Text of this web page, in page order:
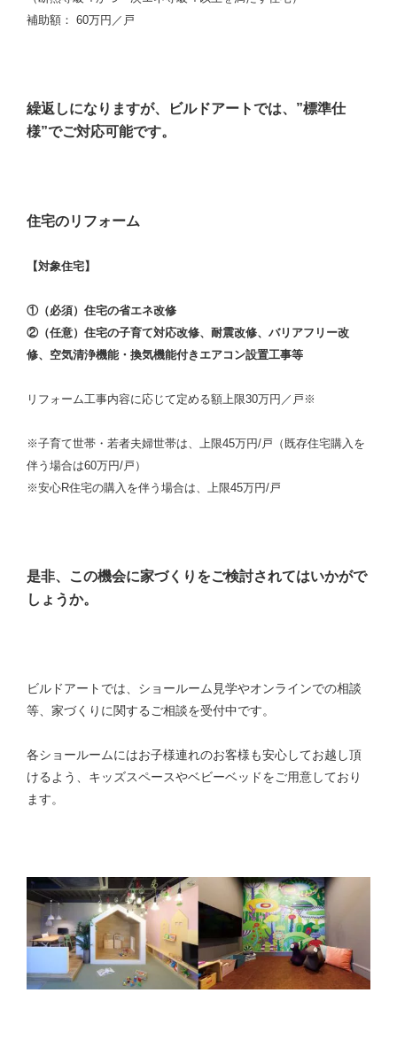
補助額： 60万円／戸
繰返しになりますが、ビルドアートでは、”標準仕
様”でご対応可能です。
住宅のリフォーム
【対象住宅】
①（必須）住宅の省エネ改修
②（任意）住宅の子育て対応改修、耐震改修、バリアフリー改
修、空気清浄機能・換気機能付きエアコン設置工事等
リフォーム工事内容に応じて定める額上限30万円／戸※
※子育て世帯・若者夫婦世帯は、上限45万円/戸（既存住宅購入を
伴う場合は60万円/戸）
※安心R住宅の購入を伴う場合は、上限45万円/戸
是非、この機会に家づくりをご検討されてはいかがで
しょうか。
ビルドアートでは、ショールーム見学やオンラインでの相談
等、家づくりに関するご相談を受付中です。
各ショールームにはお子様連れのお客様も安心してお越し頂
けるよう、キッズスペースやベビーベッドをご用意しており
ます。